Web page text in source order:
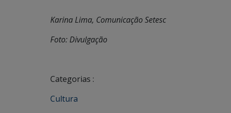
Karina Lima, Comunicação Setesc
Foto: Divulgação
Categorias :
Cultura